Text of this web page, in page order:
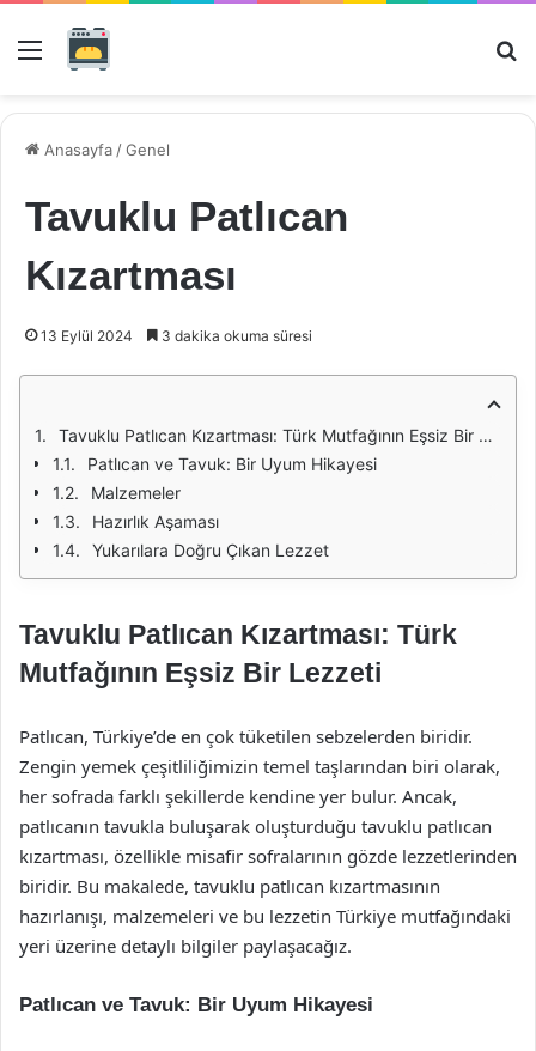
Menü
Anasayfa /Genel
Tavuklu Patlıcan
Kızartması
13 Eylül 2024 3 dakika okuma süresi
Tavuklu Patlıcan Kızartması: Türk Mutfağının Eşsiz Bir Lezzeti
Patlıcan ve Tavuk: Bir Uyum Hikayesi
Malzemeler
Hazırlık Aşaması
Yukarılara Doğru Çıkan Lezzet
Tavuklu Patlıcan Kızartması: Türk
Mutfağının Eşsiz Bir Lezzeti
Patlıcan, Türkiye’de en çok tüketilen sebzelerden biridir.
Zengin yemek çeşitliliğimizin temel taşlarından biri olarak,
her sofrada farklı şekillerde kendine yer bulur. Ancak,
patlıcanın tavukla buluşarak oluşturduğu tavuklu patlıcan
kızartması, özellikle misafir sofralarının gözde lezzetlerinden
biridir. Bu makalede, tavuklu patlıcan kızartmasının
hazırlanışı, malzemeleri ve bu lezzetin Türkiye mutfağındaki
yeri üzerine detaylı bilgiler paylaşacağız.
Patlıcan ve Tavuk: Bir Uyum Hikayesi